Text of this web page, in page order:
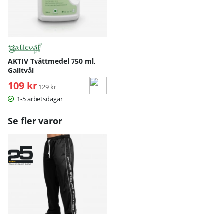
AKTIV Tvättmedel 750 ml,
Galltvål
109 kr Ordinarie pris:
129 kr
1-5 arbetsdagar
Se fler varor